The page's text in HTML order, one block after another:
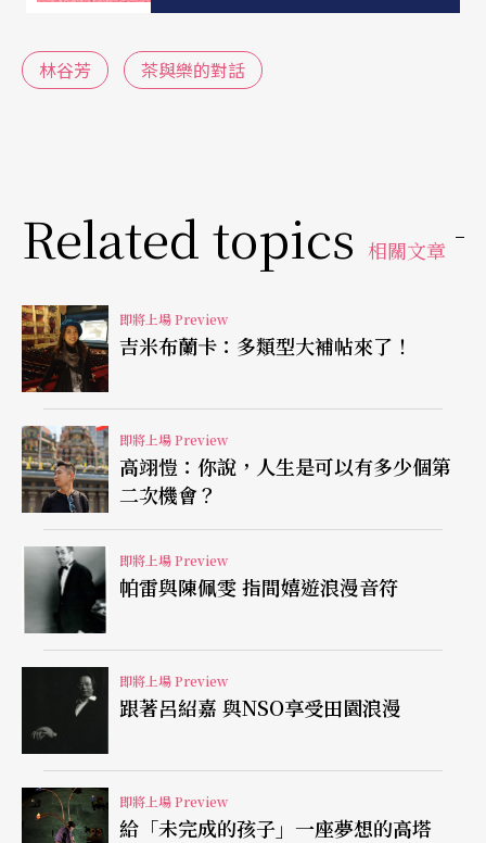
現場景中。相對於「包種茶」的早春，產於木柵的
「鐵觀音」在時序上猶如晚秋。壯闊風格卻如男性
的陽剛，對應史詩悲歌的《霸王卸甲》及笛曲《秦
此外，還有暮春似的「龍井」、淳厚的「凍頂」、
種類，三梯次的系列性安排，在操琴煮水中細聊這
六個茶種的屬性及特色。由林谷芳親自解說，茶人
在現場示範泡茶技巧，樂人按照茶的特質演奏出不
同風格的樂曲，營造不同的氣氛，讓參與欣賞者能
夠在欣賞茶器、聞茶香、品嚐茶味中有所感知；更
藉由此番純淨的身心，聆聽「望樂小集」演奏清雅
恬靜的樂聲，使視覺、嗅覺、味覺、聽覺間的享受
交互輝映，提升更高層次。
林谷芳 茶與樂的對話
Related topics 相關文章
即將上場 Preview
吉米布蘭卡：多類型大補帖來了！
即將上場 Preview
高翊愷：你說，人生是可以有多少個第
二次機會？
即將上場 Preview
帕雷與陳佩雯 指間嬉遊浪漫音符
即將上場 Preview
跟著呂紹嘉 與NSO享受田園浪漫
即將上場 Preview
給「未完成的孩子」一座夢想的高塔